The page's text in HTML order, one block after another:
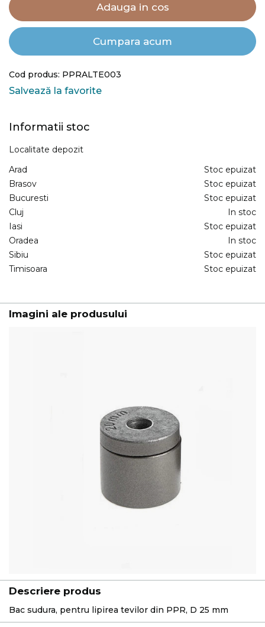
Adauga in cos
Cumpara acum
Cod produs: PPRALTE003
Salvează la favorite
Informatii stoc
Localitate depozit
Arad
Stoc epuizat
Brasov
Stoc epuizat
Bucuresti
Stoc epuizat
Cluj
In stoc
Iasi
Stoc epuizat
Oradea
In stoc
Sibiu
Stoc epuizat
Timisoara
Stoc epuizat
Imagini ale produsului
Descriere produs
Bac sudura, pentru lipirea tevilor din PPR, D 25 mm